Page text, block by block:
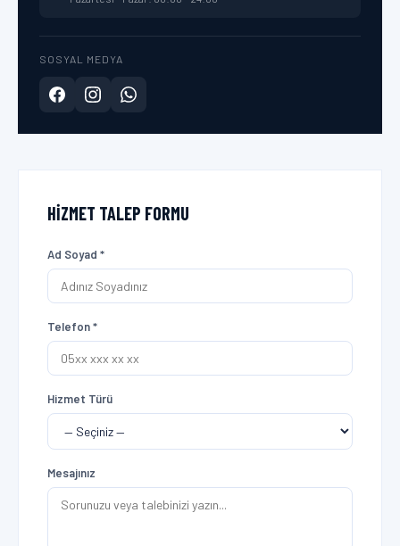
HIZMET TALEP FORMU
Ad Soyad *
Telefon *
Hizmet Türü
Mesajınız
SOSYAL MEDYA